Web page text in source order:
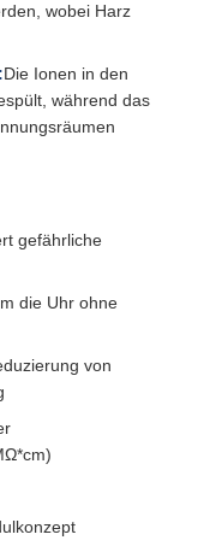
wobei Harz
Die Ionen in den
während das
gefährliche
die Uhr ohne
von